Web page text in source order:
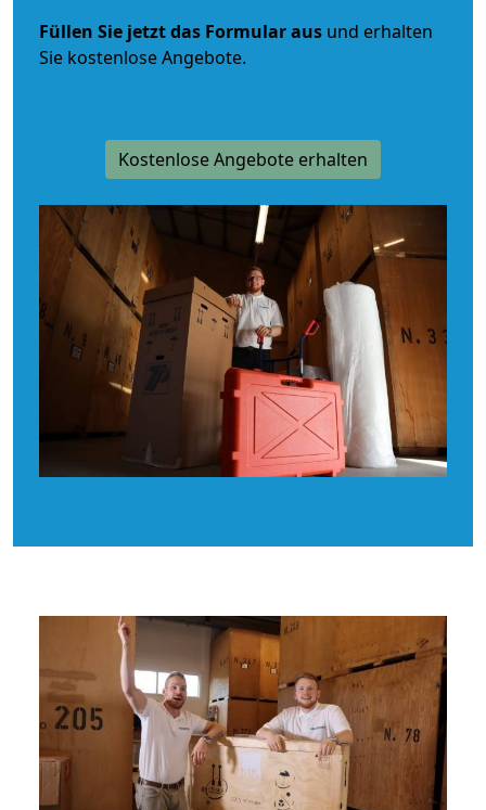
Füllen Sie jetzt das Formular aus und erhalten
Sie kostenlose Angebote.
Kostenlose Angebote erhalten